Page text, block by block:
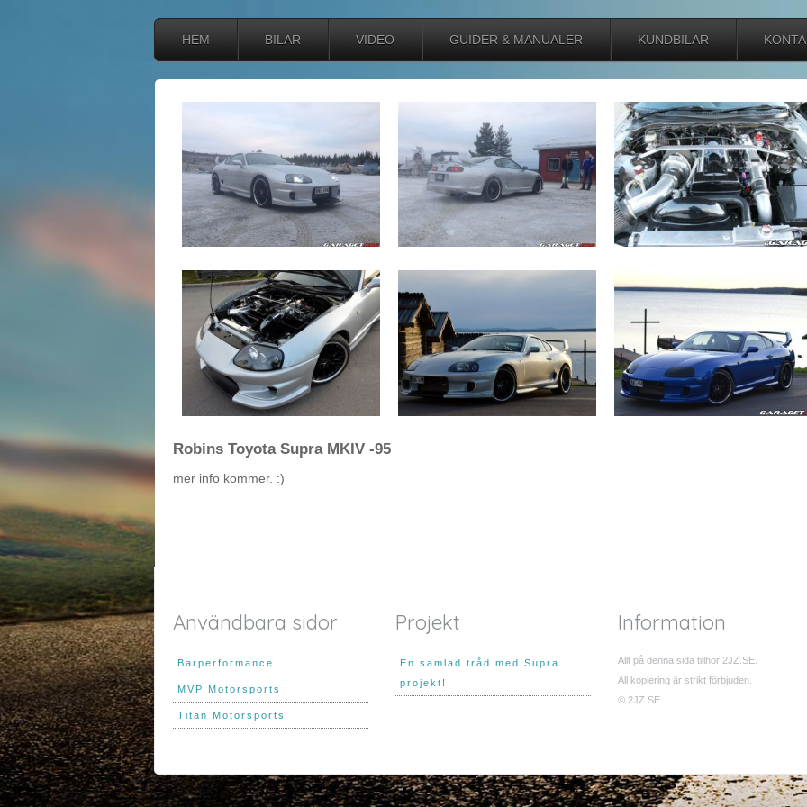
HEM BILAR VIDEO GUIDER & MANUALER KUNDBILAR
Robins Toyota Supra MKIV -95
mer info kommer. :)
Användbara sidor
Barperformance
MVP Motorsports
Titan Motorsports
Projekt
En samlad tråd med Supra
projekt!
Information
Allt på denna sida tillhör 2JZ.SE.
All kopiering är strikt förbjuden.
© 2JZ.SE